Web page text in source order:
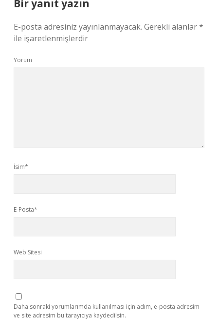
Bir yanıt yazın
E-posta adresiniz yayınlanmayacak. Gerekli alanlar*
ile işaretlenmişlerdir
Yorum
İsim*
E-Posta*
Web Sitesi
Daha sonraki yorumlarımda kullanılması için adım, e-posta adresim
ve site adresim bu tarayıcıya kaydedilsin.